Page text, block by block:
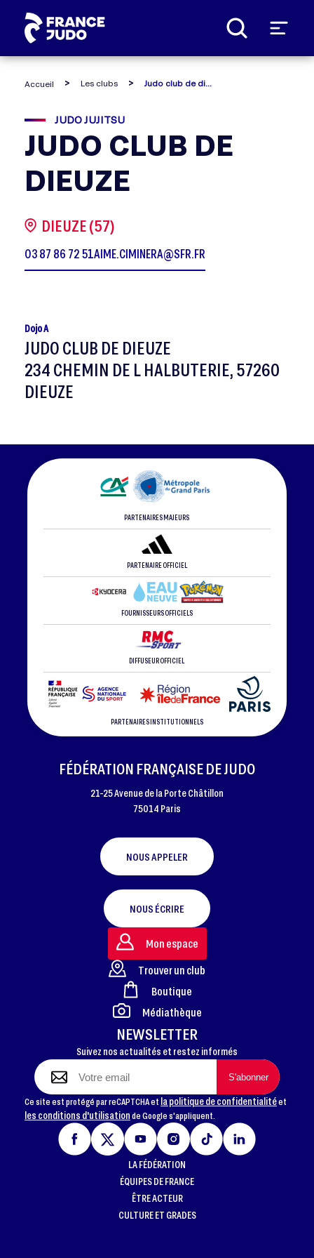
Accueil Les clubs
JUDO JUJITSU
JUDO CLUB DE
DIEUZE
DIEUZE (57)
03 87 86 72 51AIME.CIMINERA@SFR.FR
Dojo A
JUDO CLUB DE DIEUZE
234 CHEMIN DE L HALBUTERIE, 57260
DIEUZE
PARTENAIRES MAJEURS
PARTENAIRE OFFICIEL
FOURNISSEURS OFFICIELS
DIFFUSEUR OFFICIEL
PARTENAIRES INSTITUTIONNELS
FOOTER
FÉDÉRATION FRANÇAISE DE JUDO
21-25 Avenue de la Porte Châtillon
75014 Paris
NOUS APPELER
NOUS ÉCRIRE
NEWSLETTER
Suivez nos actualités et restez informés
Ce site est protégé par reCAPTCHA et la politique de confidentialitéet
les conditions d'utilisationde Google s'appliquent.
Mon espace
Trouver un club
Boutique
Médiathèque
LA FÉDÉRATION
ÉQUIPES DE FRANCE
ÊTRE ACTEUR
CULTURE ET GRADES